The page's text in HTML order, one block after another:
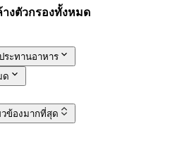
างตัวกรองทั้งหมด
ระทานอาหาร
ด
วข้องมากที่สุด